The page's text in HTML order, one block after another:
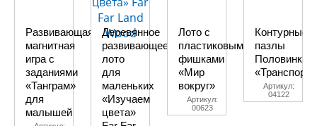
Развивающая
магнитная
игра с
заданиями
«Танграм»
для
малышей
Деревянное
развивающее
лото
для
маленьких
«Изучаем
цвета»
Лото с
пластиковыми
фишками
«Мир
вокруг»
Артикул:
00623
Контурные
пазлы
Половинки
«Транспорт»
Артикул:
04122